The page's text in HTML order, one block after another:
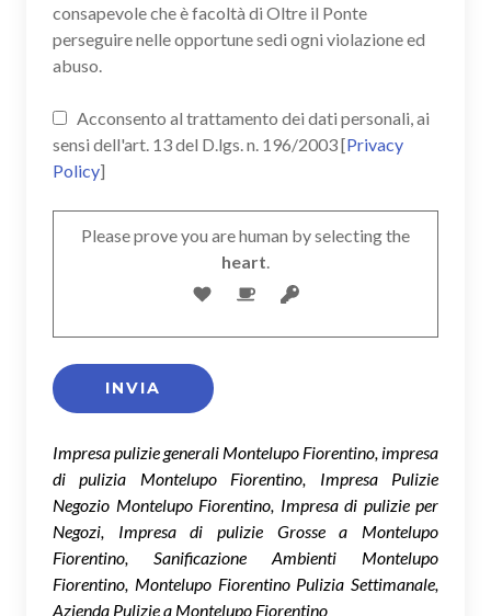
consapevole che è facoltà di Oltre il Ponte
perseguire nelle opportune sedi ogni violazione ed
abuso.
Acconsento al trattamento dei dati personali, ai
sensi dell'art. 13 del D.lgs. n. 196/2003 [Privacy
Policy]
Please prove you are human by selecting the
heart.
Impresa pulizie generali Montelupo Fiorentino, impresa
di pulizia Montelupo Fiorentino, Impresa Pulizie
Negozio Montelupo Fiorentino, Impresa di pulizie per
Negozi, Impresa di pulizie Grosse a Montelupo
Fiorentino, Sanificazione Ambienti Montelupo
Fiorentino, Montelupo Fiorentino Pulizia Settimanale,
Azienda Pulizie a Montelupo Fiorentino